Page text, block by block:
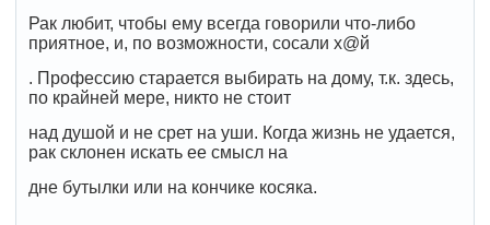
Рак любит, чтобы ему всегда говорили что-либо
приятное, и, по возможности, сосали х@й
. Профессию старается выбирать на дому, т.к. здесь,
по крайней мере, никто не стоит
над душой и не срет на уши. Когда жизнь не удается,
рак склонен искать ее смысл на
дне бутылки или на кончике косяка.